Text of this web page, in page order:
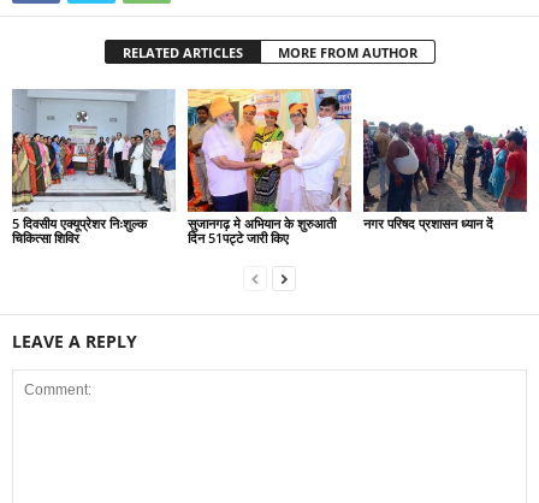
RELATED ARTICLES MORE FROM AUTHOR
5 दिवसीय एक्यूप्रेशर निःशुल्क
चिकित्सा शिविर
सुजानगढ़ मे अभियान के शुरुआती
दिन 51पट्टे जारी किए
नगर परिषद प्रशासन ध्यान दें
LEAVE A REPLY